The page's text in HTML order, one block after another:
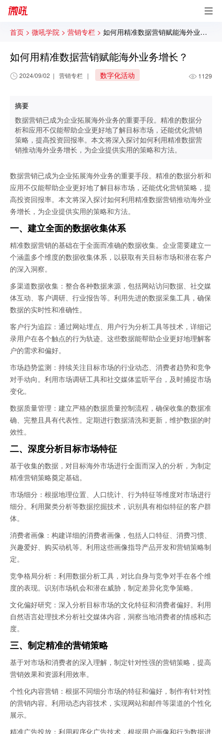
首页 > 微吼学院 > 营销专栏 > 如何用精准数据营销赋能海外业务增长？
如何用精准数据营销赋能海外业务增长？
2024/09/02 | 营销专栏 | 数字化活动 1129
摘要
数据营销已成为企业拓展海外业务的重要手段。精准的数据分
析和应用不仅能帮助企业更好地了解目标市场，还能优化营销
策略，提高投资回报率。本文将深入探讨如何利用精准数据营
销推动海外业务增长，为企业提供实用的策略和方法。
数据营销已成为企业拓展海外业务的重要手段。精准的数据分析和
应用不仅能帮助企业更好地了解目标市场，还能优化营销策略，提
高投资回报率。本文将深入探讨如何利用精准数据营销推动海外业
务增长，为企业提供实用的策略和方法。
一、建立全面的数据收集体系
精准数据营销的基础在于全面而准确的数据收集。企业需要建立一
个涵盖多个维度的数据收集体系，以获取有关目标市场和潜在客户
的深入洞察。
多渠道数据收集：整合各种数据来源，包括网站访问数据、社交媒
体互动、客户调研、行业报告等。利用先进的数据采集工具，确保
数据的实时性和准确性。
客户行为追踪：通过网站埋点、用户行为分析工具等技术，详细记
录用户在各个触点的行为轨迹。这些数据能帮助企业更好地理解客
户的需求和偏好。
市场趋势监测：持续关注目标市场的行业动态、消费者趋势和竞争
对手动向。利用市场调研工具和社交媒体监听平台，及时捕捉市场
变化。
数据质量管理：建立严格的数据质量控制流程，确保收集的数据准
确、完整且具有代表性。定期进行数据清洗和更新，维护数据的时
效性。
二、深度分析目标市场特征
基于收集的数据，对目标海外市场进行全面而深入的分析，为制定
精准营销策略奠定基础。
市场细分：根据地理位置、人口统计、行为特征等维度对市场进行
细分。利用聚类分析等数据挖掘技术，识别具有相似特征的客户群
体。
消费者画像：构建详细的消费者画像，包括人口特征、消费习惯、
兴趣爱好、购买动机等。利用这些画像指导产品开发和营销策略制
定。
竞争格局分析：利用数据分析工具，对比自身与竞争对手在各个维
度的表现。识别市场机会和潜在威胁，制定差异化竞争策略。
文化偏好研究：深入分析目标市场的文化特征和消费者偏好。利用
自然语言处理技术分析社交媒体内容，洞察当地消费者的情感和态
度。
三、制定精准的营销策略
基于对市场和消费者的深入理解，制定针对性强的营销策略，提高
营销效果和资源利用效率。
个性化内容营销：根据不同细分市场的特征和偏好，制作有针对性
的营销内容。利用动态内容技术，实现网站和邮件等渠道的个性化
展示。
精准广告投放：利用程序化广告技术，根据用户画像和行为数据进